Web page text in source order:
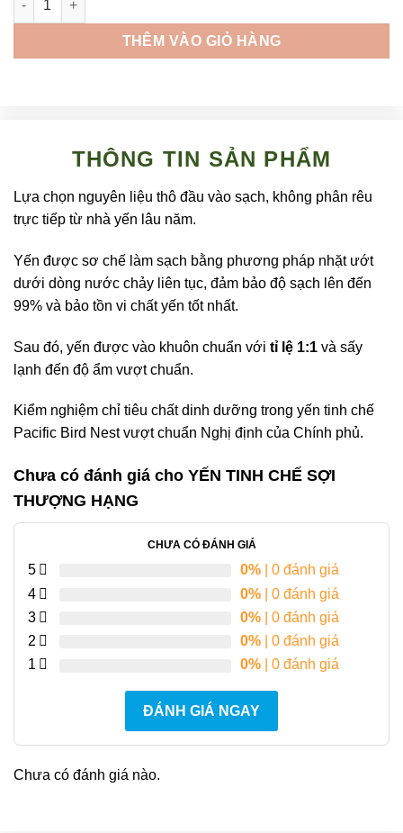
THÊM VÀO GIỎ HÀNG
THÔNG TIN SẢN PHẨM
Lựa chọn nguyên liệu thô đầu vào sạch, không phân rêu
trực tiếp từ nhà yến lâu năm.
Yến được sơ chế làm sạch bằng phương pháp nhặt ướt
dưới dòng nước chảy liên tục, đảm bảo độ sạch lên đến
99% và bảo tồn vi chất yến tốt nhất.
Sau đó, yến được vào khuôn chuẩn với tỉ lệ 1:1 và sấy
lạnh đến độ ẩm vượt chuẩn.
Kiểm nghiệm chỉ tiêu chất dinh dưỡng trong yến tinh chế
Pacific Bird Nest vượt chuẩn Nghị định của Chính phủ.
Chưa có đánh giá cho YẾN TINH CHẾ SỢI
THƯỢNG HẠNG
CHƯA CÓ ĐÁNH GIÁ
5 0% | 0 đánh giá
4
0% | 0 đánh giá
3
0% | 0 đánh giá
2
0% | 0 đánh giá
1
0% | 0 đánh giá
ĐÁNH GIÁ NGAY
Chưa có đánh giá nào.